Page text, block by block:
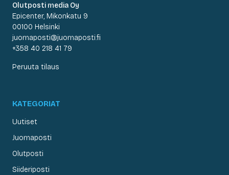
Olutposti media Oy
Epicenter, Mikonkatu 9
00100 Helsinki
juomaposti@juomaposti.fi
+358 40 218 41 79
Peruuta tilaus
KATEGORIAT
Uutiset
Juomaposti
Olutposti
Siideriposti